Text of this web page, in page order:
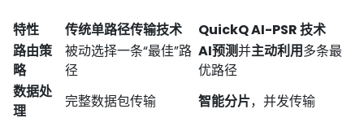
特性 传统单路径传输技术
QuickQ AI-PSR 技术
路由策
略
被动选择一条“最佳”路
径
AI预测并主动利用多条最
优路径
数据处
理
完整数据包传输 智能分片，并发传输